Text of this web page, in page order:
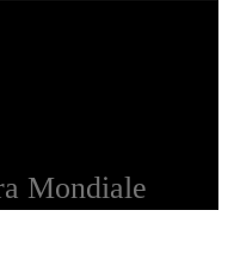
Mondiale